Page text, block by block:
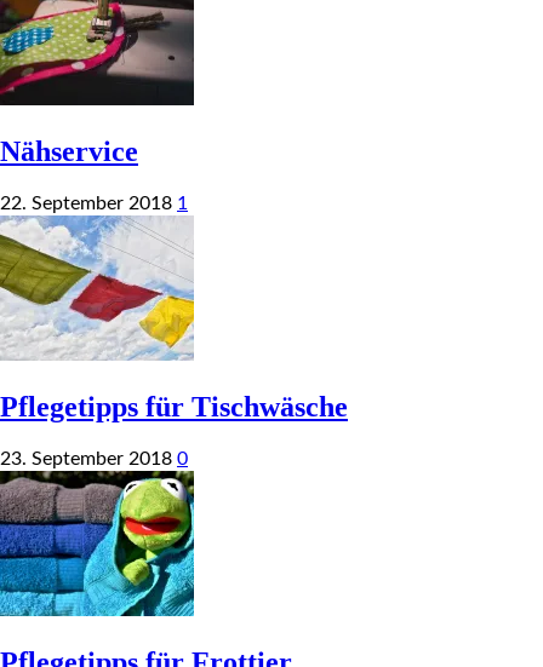
Nähservice
22. September 2018 1
Pflegetipps für Tischwäsche
23. September 2018 0